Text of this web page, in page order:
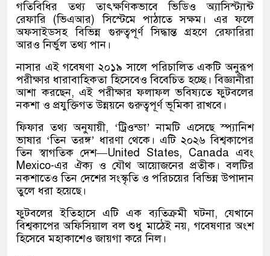
গতিবিধির তথ্য তাৎক্ষণিকভাবে ভিডিও অ্যাসিস্ট্যান্ট
রেফারি (ভিএআর) সিস্টেমে পাঠাতে সক্ষম। এর ফলে
অফসাইডসহ বিভিন্ন গুরুত্বপূর্ণ সিদ্ধান্ত গ্রহণে রেফারিরা
আরও নির্ভুল তথ্য পান।
নাসার এই গবেষণা ২০১৯ সালে পরিচালিত একটি অনুরূপ
পরীক্ষার ধারাবাহিকতা হিসেবেও বিবেচিত হচ্ছে। বিজ্ঞানীরা
আশা করছেন, এই পরীক্ষার ফলাফল ভবিষ্যতে ফুটবলের
নকশা ও প্রযুক্তিগত উন্নয়নে গুরুত্বপূর্ণ ভূমিকা রাখবে।
ফিফার তথ্য অনুযায়ী, ‘ট্রিওন্ডা’ নামটি এসেছে স্প্যানিশ
ভাষার ‘তিন তরঙ্গ’ ধারণা থেকে। এটি ২০২৬ বিশ্বকাপের
তিন স্বাগতিক দেশ—United States, Canada এবং
Mexico-এর ঐক্য ও যৌথ আয়োজনের প্রতীক। বলটির
নকশাতেও তিন দেশের সংস্কৃতি ও পরিচয়ের বিভিন্ন উপাদান
তুলে ধরা হয়েছে।
ফুটবলের ইতিহাসে এটি এক ব্যতিক্রমী ঘটনা, যেখানে
বিশ্বকাপের অফিসিয়াল বল শুধু মাঠেই নয়, গবেষণার অংশ
হিসেবে মহাকাশেও জায়গা করে নিল।